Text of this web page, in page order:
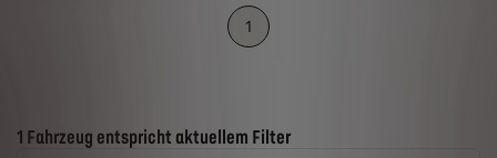
1
Suchergebnisse
1 Fahrzeug entspricht aktuellem Filter